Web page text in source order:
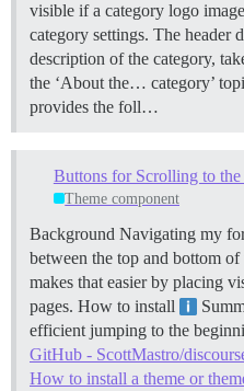
visible if a category logo
category settings. The header
description of the category,
the ‘About the… category’
provides the foll…
Buttons for Scrolling to
Theme component
Background Navigating my
between the top and bottom
makes that easier by placing
pages. How to install
efficient jumping to the
GitHub - ScottMastro/
How to install a theme or